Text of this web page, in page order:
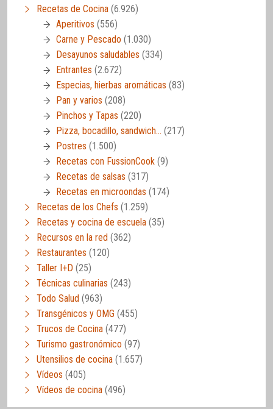
Recetas de Cocina (6.926)
Aperitivos (556)
Carne y Pescado (1.030)
Desayunos saludables (334)
Entrantes (2.672)
Especias, hierbas aromáticas (83)
Pan y varios (208)
Pinchos y Tapas (220)
Pizza, bocadillo, sandwich… (217)
Postres (1.500)
Recetas con FussionCook (9)
Recetas de salsas (317)
Recetas en microondas (174)
Recetas de los Chefs (1.259)
Recetas y cocina de escuela (35)
Recursos en la red (362)
Restaurantes (120)
Taller I+D (25)
Técnicas culinarias (243)
Todo Salud (963)
Transgénicos y OMG (455)
Trucos de Cocina (477)
Turismo gastronómico (97)
Utensilios de cocina (1.657)
Vídeos (405)
Vídeos de cocina (496)